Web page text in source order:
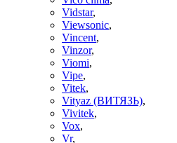
Vidstar,
Viewsonic,
Vincent,
Vinzor,
Viomi,
Vipe,
Vitek,
Vityaz (ВИТЯЗЬ),
Vivitek,
Vox,
Vr,